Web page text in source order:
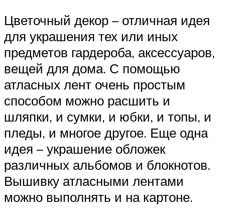
Цветочный декор – отличная идея
для украшения тех или иных
предметов гардероба, аксессуаров,
вещей для дома. С помощью
атласных лент очень простым
способом можно расшить и
шляпки, и сумки, и юбки, и топы, и
пледы, и многое другое. Еще одна
идея – украшение обложек
различных альбомов и блокнотов.
Вышивку атласными лентами
можно выполнять и на картоне.